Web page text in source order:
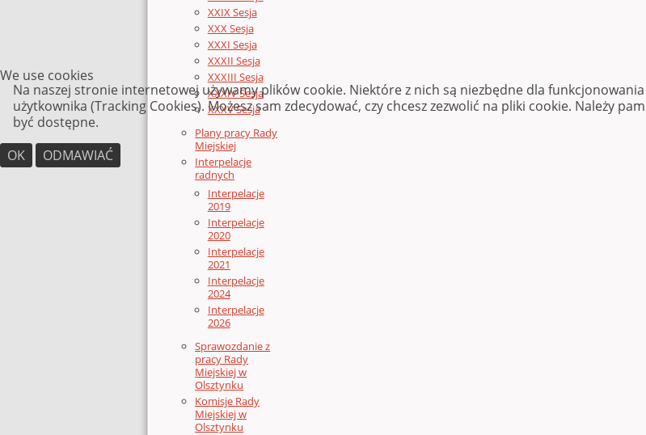
XXIX Sesja
XXX Sesja
XXXI Sesja
XXXII Sesja
XXXIII Sesja
XXXIV Sesja
XXXV Sesja
Plany pracy Rady
Miejskiej
Interpelacje
radnych
Interpelacje
2019
Interpelacje
2020
Interpelacje
2021
Interpelacje
2024
Interpelacje
2026
Sprawozdanie z
pracy Rady
Miejskiej w
Olsztynku
Komisje Rady
Miejskiej w
Olsztynku
We use cookies
Na naszej stronie internetowej używamy plików cookie. Niektóre z nich są niezbędne dla
użytkownika (Tracking Cookies). Możesz sam zdecydować, czy chcesz zezwolić na pliki cookie. Należy
być dostępne.
OK
ODMAWIAĆ